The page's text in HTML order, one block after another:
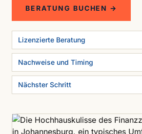
BERATUNG BUCHEN →
Lizenzierte Beratung
Nachweise und Timing
Nächster Schritt